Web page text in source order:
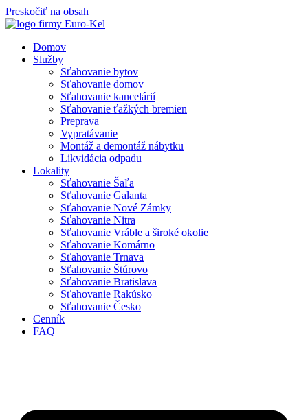
Preskočiť na obsah
Domov
Služby
Sťahovanie bytov
Sťahovanie domov
Sťahovanie kancelárií
Sťahovanie ťažkých bremien
Preprava
Vypratávanie
Montáž a demontáž nábytku
Likvidácia odpadu
Lokality
Sťahovanie Šaľa
Sťahovanie Galanta
Sťahovanie Nové Zámky
Sťahovanie Nitra
Sťahovanie Vráble a široké okolie
Sťahovanie Komárno
Sťahovanie Trnava
Sťahovanie Štúrovo
Sťahovanie Bratislava
Sťahovanie Rakúsko
Sťahovanie Česko
Cenník
FAQ